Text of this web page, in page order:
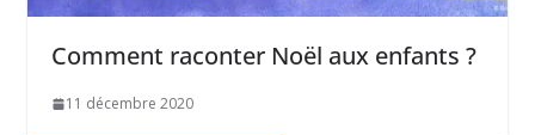
Comment raconter Noël aux enfants ?
11 décembre 2020